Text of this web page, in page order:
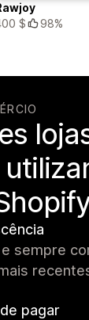
$
98%
sempre
pagar